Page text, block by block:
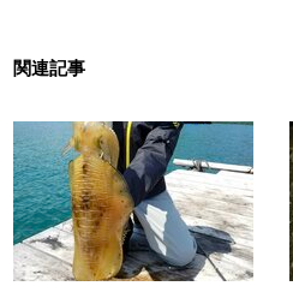
関連記事